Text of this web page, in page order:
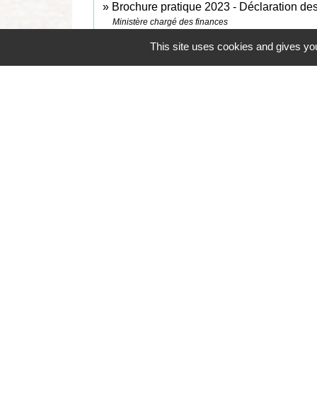
Brochure pratique 2023 - Déclaration
Ministère chargé des finances
Impôt sur le revenu : dépliants
This site uses cookies and gives